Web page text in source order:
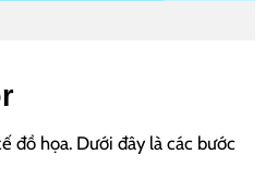
đồ họa. Dưới đây là các bước